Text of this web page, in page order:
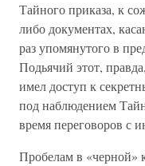
Тайного приказа, к
либо документах,
раз упомянутого в
Подьячий этот,
имел доступ к
под наблюдением
время переговоров с
Пробелам в «черной»